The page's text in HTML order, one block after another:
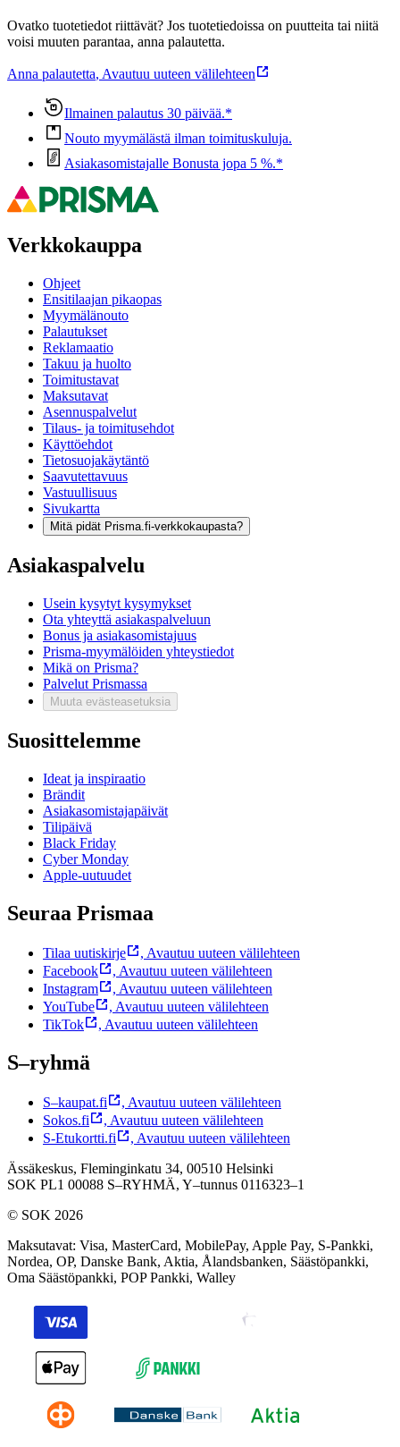
Ovatko tuotetiedot riittävät? Jos tuotetiedoissa on puutteita tai niitä
voisi muuten parantaa, anna palautetta.
Anna palautetta, Avautuu uuteen välilehteen
Ilmainen palautus 30 päivää.*
Nouto myymälästä ilman toimituskuluja.
Asiakasomistajalle Bonusta jopa 5 %.*
Verkkokauppa
Ohjeet
Ensitilaajan pikaopas
Myymälänouto
Palautukset
Reklamaatio
Takuu ja huolto
Toimitustavat
Maksutavat
Asennuspalvelut
Tilaus- ja toimitusehdot
Käyttöehdot
Tietosuojakäytäntö
Saavutettavuus
Vastuullisuus
Sivukartta
Mitä pidät Prisma.fi-verkkokaupasta?
Asiakaspalvelu
Usein kysytyt kysymykset
Ota yhteyttä asiakaspalveluun
Bonus ja asiakasomistajuus
Prisma-myymälöiden yhteystiedot
Mikä on Prisma?
Palvelut Prismassa
Muuta evästeasetuksia
Suosittelemme
Ideat ja inspiraatio
Brändit
Asiakasomistajapäivät
Tilipäivä
Black Friday
Cyber Monday
Apple-uutuudet
Seuraa Prismaa
Tilaa uutiskirje , Avautuu uuteen välilehteen
Facebook
, Avautuu uuteen välilehteen
Instagram
, Avautuu uuteen välilehteen
YouTube
, Avautuu uuteen välilehteen
TikTok
, Avautuu uuteen välilehteen
S–ryhmä
S–kaupat.fi , Avautuu uuteen välilehteen
Sokos.fi
, Avautuu uuteen välilehteen
S-Etukortti.fi
, Avautuu uuteen välilehteen
Ässäkeskus, Fleminginkatu 34, 00510 Helsinki
SOK PL1 00088 S–RYHMÄ, Y–tunnus 0116323–1
© SOK 2026
Maksutavat: Visa, MasterCard, MobilePay, Apple Pay, S-Pankki,
Nordea, OP, Danske Bank, Aktia, Ålandsbanken, Säästöpankki,
Oma Säästöpankki, POP Pankki, Walley